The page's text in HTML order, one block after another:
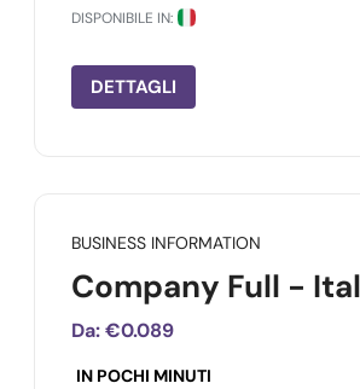
DISPONIBILE IN:
DETTAGLI
BUSINESS INFORMATION
Company Full -
Da:€0.089
IN POCHI MINUTI